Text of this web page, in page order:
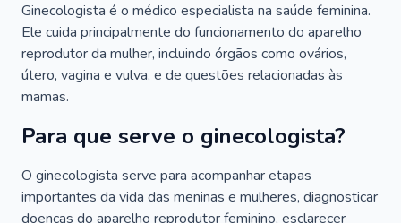
Ginecologista é o médico especialista na saúde feminina.
Ele cuida principalmente do funcionamento do aparelho
reprodutor da mulher, incluindo órgãos como ovários,
útero, vagina e vulva, e de questões relacionadas às
mamas.
Para que serve o ginecologista?
O ginecologista serve para acompanhar etapas
importantes da vida das meninas e mulheres, diagnosticar
doenças do aparelho reprodutor feminino, esclarecer